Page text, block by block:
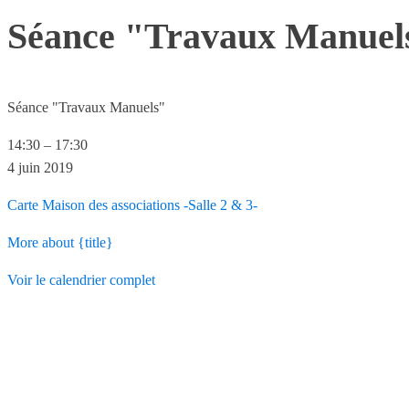
Séance "Travaux
Séance "Travaux Manuels"
14:30 – 17:30
4 juin 2019
Carte Maison des associations -Salle 2 & 3-
More about {title}
Voir le calendrier complet